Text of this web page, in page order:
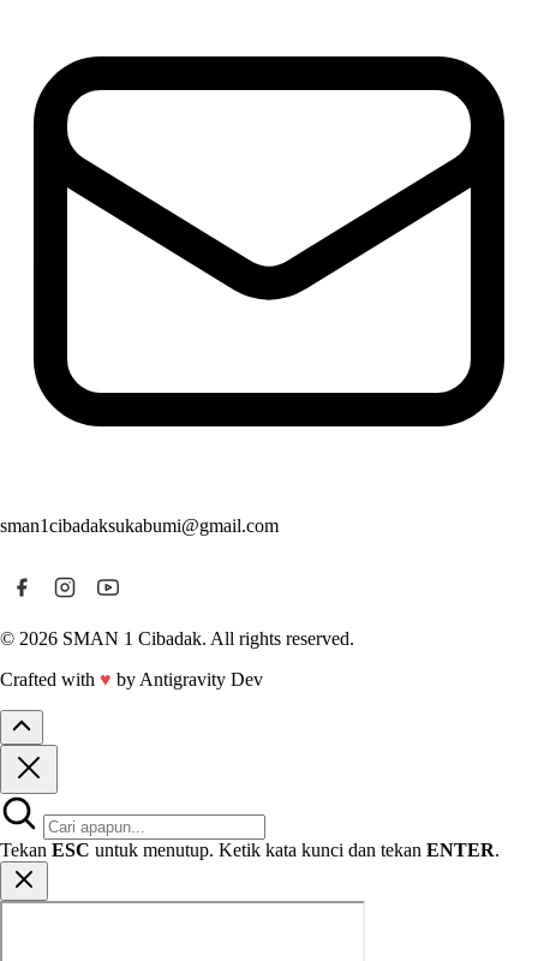
sman1cibadaksukabumi@gmail.com
© 2026 SMAN 1 Cibadak. All rights reserved.
Crafted with ♥ by Antigravity Dev
Tekan ESC untuk menutup. Ketik kata kunci dan tekan ENTER.